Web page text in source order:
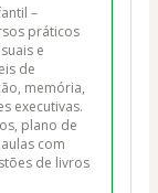
–
práticos
e
de
memória,
executivas.
plano de
com
de livros